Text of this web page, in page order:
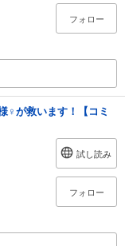
フォロー
♀が救います！【コミ
試し読み
フォロー